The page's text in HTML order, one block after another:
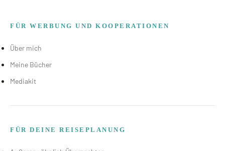
FÜR WERBUNG UND KOOPERATIONEN
Über mich
Meine Bücher
Mediakit
FÜR DEINE REISEPLANUNG